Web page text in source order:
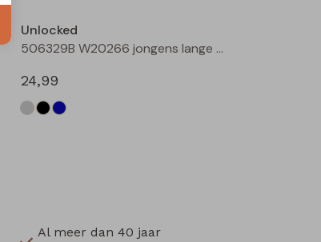
Unlocked
506329B W20266 jongens lange broek Denim darkwashed
24,99
Al meer dan 40 jaar